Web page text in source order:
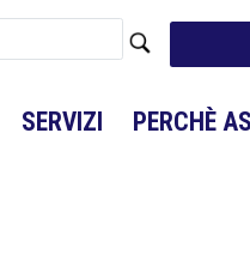
SERVIZI PERCHÈ